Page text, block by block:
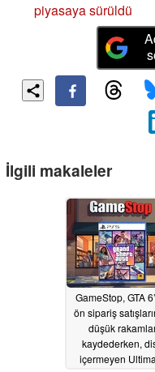
piyasaya sürüldü
İlgili makaleler
GameStop, GTA
ön sipariş
düşük
kaydederken,
içermeyen